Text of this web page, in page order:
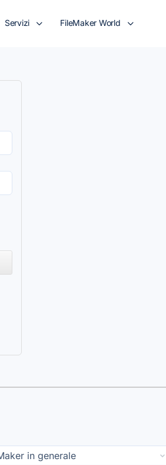
Servizi FileMaker World